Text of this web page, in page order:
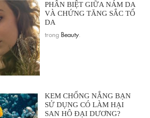
PHÂN BIỆT GIỮA NÁM DA
VÀ CHỨNG TĂNG SẮC TỐ
DA
trong Beauty.
KEM CHỐNG NẮNG BẠN
SỬ DỤNG CÓ LÀM HẠI
SAN HÔ ĐẠI DƯƠNG?